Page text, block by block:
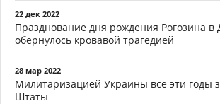
22 дек 2022
Празднование дня рождения Рогозина в
обернулось кровавой трагедией
28 мар 2022
Милитаризацией Украины все эти годы
Штаты